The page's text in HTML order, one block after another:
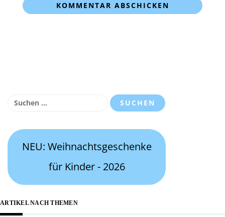
Suchen
NEU: Weihnachtsgeschenke
für Kinder - 2026
ARTIKEL NACH THEMEN